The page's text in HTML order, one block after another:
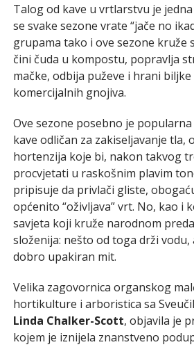
Talog od kave u vrtlarstvu je
se svake sezone vrate “jače no
grupama tako i ove sezone kruže
čini čuda u kompostu, popravlja
mačke, odbija puževe i hrani
komercijalnih gnojiva.
Ove sezone posebno je
kave odličan za zakiseljavanje tla,
hortenzija koje bi, nakon takvog
procvjetati u raskošnim plavim
pripisuje da privlači gliste,
općenito “oživljava” vrt. No, kao i
savjeta koji kruže narodnom
složenija: nešto od toga drži vodu,
dobro upakiran mit.
Velika zagovornica organskog
hortikulture i arboristica sa
Linda Chalker-Scott, objavila je
kojem je iznijela znanstveno